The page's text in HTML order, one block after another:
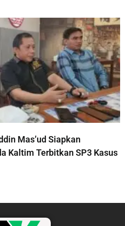
Mas’ud Siapkan
Kaltim Terbitkan SP3 Kasus